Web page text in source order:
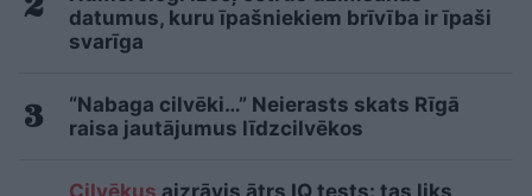
datumus, kuru īpašniekiem brīvība ir īpaši
svarīga
“Nabaga cilvēki…” Neierasts skats Rīgā
raisa jautājumus līdzcilvēkos
Cilvēkus aizrāvis ātrs IQ tests: tas liks